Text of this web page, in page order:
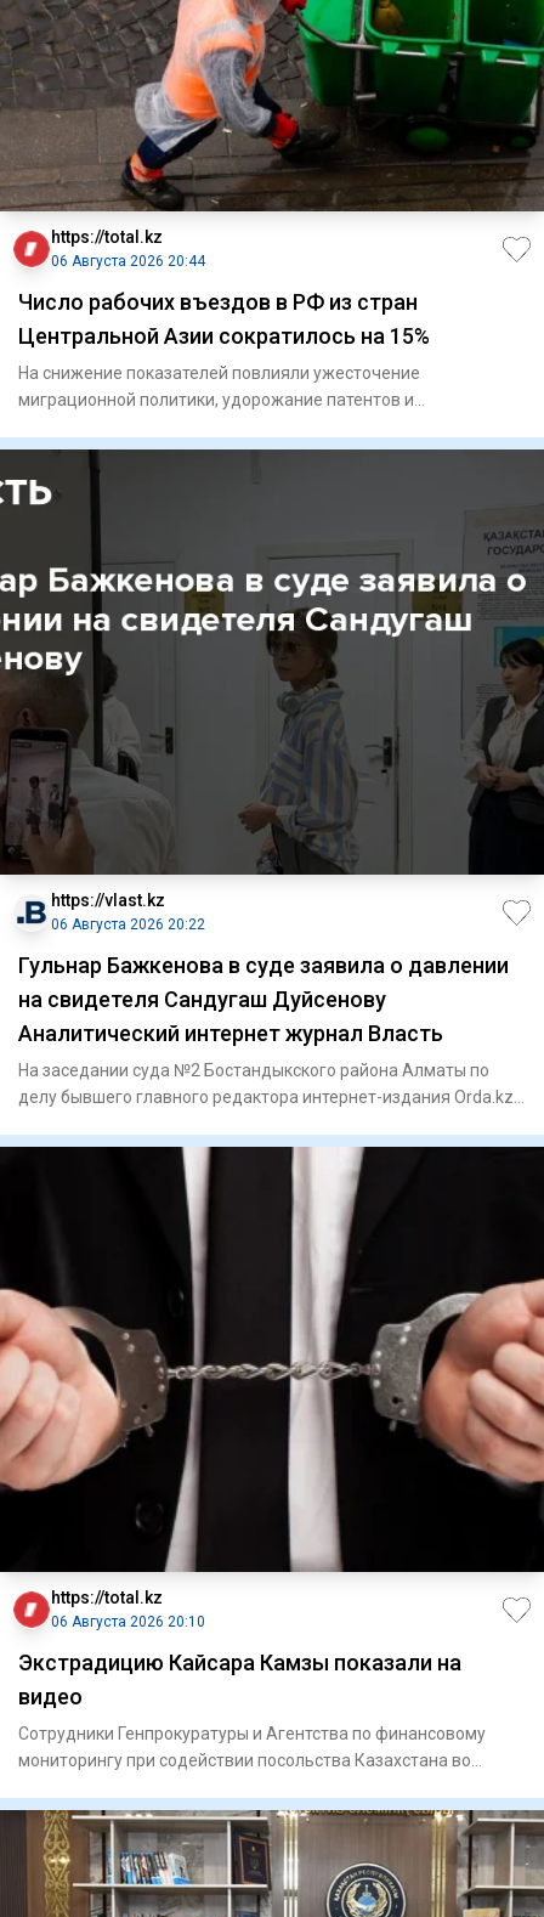
https://total.kz
06 Августа 2026 20:44
Число рабочих въездов в РФ из стран
Центральной Азии сократилось на 15%
На снижение показателей повлияли ужесточение
миграционной политики, удорожание патентов и
https://vlast.kz
06 Августа 2026 20:22
Гульнар Бажкенова в суде заявила о давлении
на свидетеля Сандугаш Дуйсенову
Аналитический интернет журнал Власть
На заседании суда №2 Бостандыкского района Алматы по
делу бывшего главного редактора интернет-издания Orda.kz
https://total.kz
06 Августа 2026 20:10
Экстрадицию Кайсара Камзы показали на
видео
Сотрудники Генпрокуратуры и Агентства по финансовому
мониторингу при содействии посольства Казахстана во